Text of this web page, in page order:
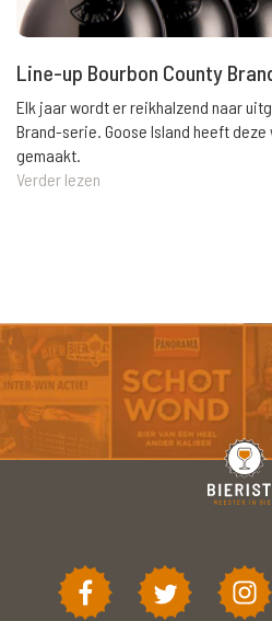
Line-up Bourbon County
Elk jaar wordt er reikhalzend naar
Brand-serie. Goose Island heeft
gemaakt.
Verder lezen